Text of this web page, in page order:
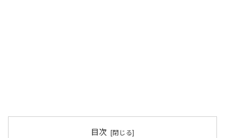
目次